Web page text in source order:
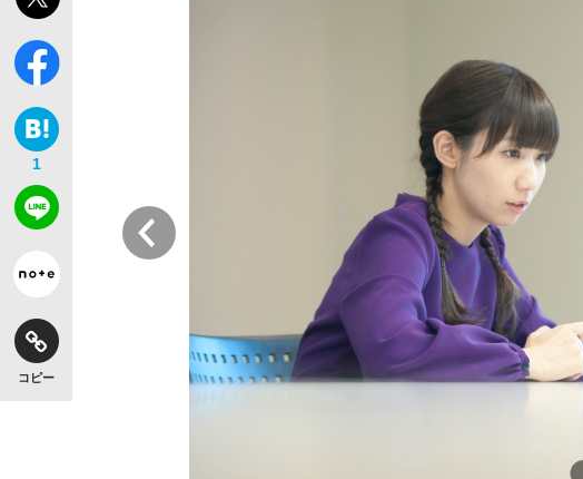
「目標達成できなかったからと言って…」サッカー日本
1
コピー